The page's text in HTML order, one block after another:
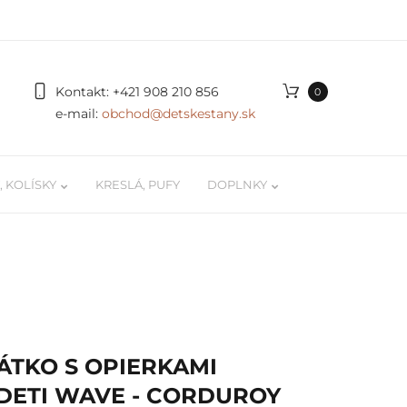
0
Kontakt: +421 908 210 856
e-mail: obchod@detskestany.sk
KOLÍSKY KRESLÁ, PUFY DOPLNKY
Svetielka, doplnky, dekorácie
S OPIERKAMI
WAVE - CORDUROY